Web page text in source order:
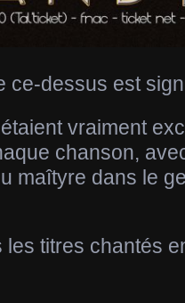
ce-dessus est
vraiment
chanson,
maîtyre dans le
les titres chantés